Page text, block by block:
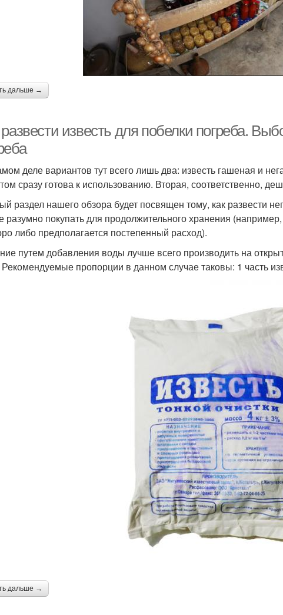
дальше →
развести известь для побелки погреба.
деле вариантов тут всего лишь два: известь гашеная и
сразу готова к использованию. Вторая, соответственно,
раздел нашего обзора будет посвящен тому, как развести
разумно покупать для продолжительного хранения
либо предполагается постепенный расход).
путем добавления воды лучше всего производить на
пропорции в данном случае таковы: 1 часть
дальше →